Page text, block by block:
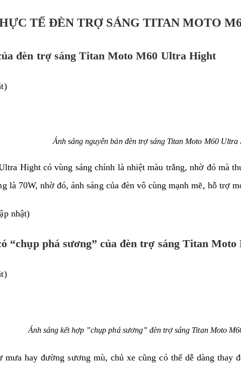
TẾ ĐÈN TRỢ SÁNG TITAN MOTO
đèn trợ sáng Titan Moto M60 Ultra Hight
Ánh sáng nguyên bản đèn trợ sáng Titan Moto M60 Ultra
Hight có vùng sáng chính là nhiệt màu trắng, nhờ đó mà
là 70W, nhờ đó, ánh sáng của đèn vô cùng mạnh mẽ, hỗ trợ
nhật)
“chụp phá sương” của đèn trợ sáng Titan
Ánh sáng kết hợp ”chụp phá sương” đèn trợ sáng Titan Moto
hay đường sương mù, chủ xe cũng có thể dễ dàng